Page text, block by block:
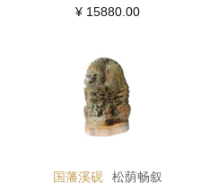
¥ 15880.00
国藩溪砚 松荫畅叙